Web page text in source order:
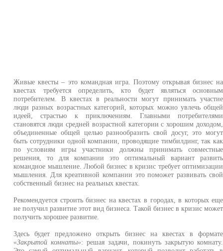
Живые квесты – это командная игра. Поэтому открывая бизнес на
квестах требуется определить, кто будет являться основным
потребителем. В квестах в реальности могут принимать участие
люди разных возрастных категорий, которых можно увлечь общей
идеей, страстью к приключениям. Главными потребителями
становятся люди средней возрастной категории с хорошим доходом,
объединенные общей целью разнообразить свой досуг, это могут
быть сотрудники одной компании, проводящие тимбилдинг, так как
по условиям игры участники должны принимать совместные
решения, то для компании это оптимальный вариант развить
командное мышление. Любой бизнес в кризис требует оптимизации
мышления. Для креативной компании это поможет развивать свой
собственный бизнес на реальных квестах.
Рекомендуется строить бизнес на квестах в городах, в которых еще
не получил развитие этот вид бизнеса. Такой бизнес в кризис может
получить хорошее развитие.
Здесь будет предложено открыть бизнес на квестах в формате
«Закрытой комнаты»: решая задачи, покинуть закрытую комнату.